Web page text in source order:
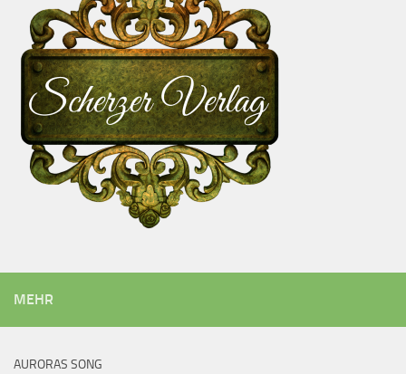
MEHR
AURORAS SONG